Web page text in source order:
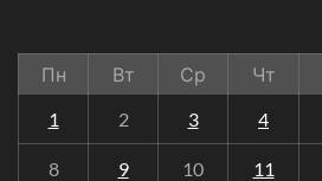
Пн
Вт Ср Чт
1
2 3 4
8 9 10 11